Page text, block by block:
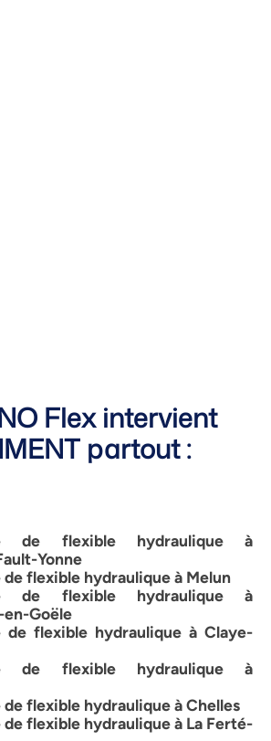
Flex intervient
partout :
de flexible hydraulique à
Yonne
de flexible hydraulique à Melun
de flexible hydraulique à
Goële
de flexible hydraulique à Claye-
de flexible hydraulique à
de flexible hydraulique à Chelles
de flexible hydraulique à La Ferté-